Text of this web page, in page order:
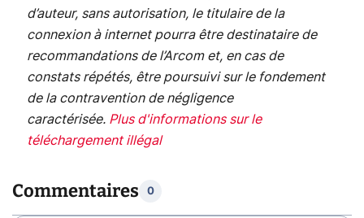
d’auteur, sans autorisation, le titulaire de la
connexion à internet pourra être destinataire de
recommandations de l’Arcom et, en cas de
constats répétés, être poursuivi sur le fondement
de la contravention de négligence
caractérisée. Plus d'informations sur le
téléchargement illégal
Commentaires 0